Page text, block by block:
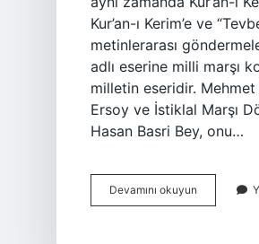
Kur’an-ı Kerim’e ve
metinlerarası
adlı eserine milli marşı
milletin eseridir.
Ersoy ve İstiklal Marşı
Hasan Basri Bey, onu…
Devamını okuyun
Marşını